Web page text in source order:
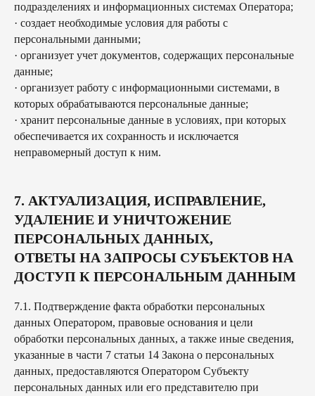
подразделениях и информационных системах Оператора;
· создает необходимые условия для работы с
персональными данными;
· организует учет документов, содержащих персональные
данные;
· организует работу с информационными системами, в
которых обрабатываются персональные данные;
· хранит персональные данные в условиях, при которых
обеспечивается их сохранность и исключается
неправомерный доступ к ним.
7. АКТУАЛИЗАЦИЯ, ИСПРАВЛЕНИЕ,
УДАЛЕНИЕ И УНИЧТОЖЕНИЕ
ПЕРСОНАЛЬНЫХ ДАННЫХ,
ОТВЕТЫ НА ЗАПРОСЫ СУБЪЕКТОВ НА
ДОСТУП К ПЕРСОНАЛЬНЫМ ДАННЫМ
7.1. Подтверждение факта обработки персональных
данных Оператором, правовые основания и цели
обработки персональных данных, а также иные сведения,
указанные в части 7 статьи 14 Закона о персональных
данных, предоставляются Оператором Субъекту
персональных данных или его представителю при
354053, россия, краснодарский край, г. сочи, ул.
фадеева, д. 5, кв. 22
restaurant show
ответственностью «сирокко»
договор оферта
оферта детского кемпа
политика в отношении обработки
персональных данных «гастритик»
данных
способы оплаты
написать в whatsapp